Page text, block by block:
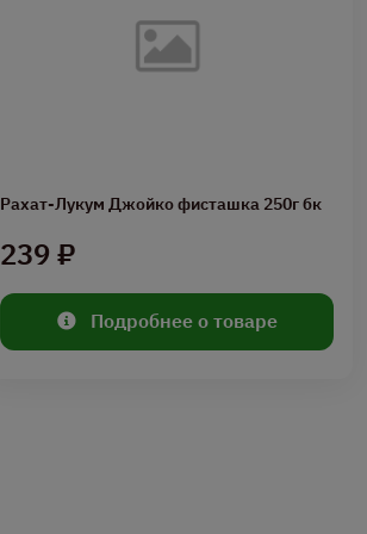
Рахат-Лукум Джойко фисташка 250г бк
239 ₽
Подробнее о товаре